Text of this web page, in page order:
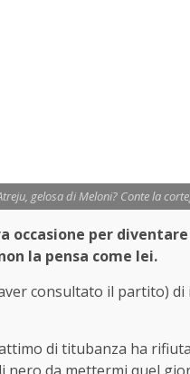
gelosa di Meloni? Conte la
occasione per
la pensa come lei.
consultato il partito)
di titubanza ha
nero da mettermi quel